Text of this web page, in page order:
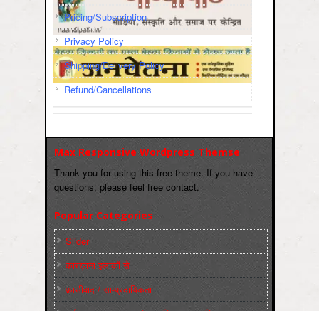
Pricing/Subscription
Privacy Policy
Shipping/Delivery Policy
Refund/Cancellations
Max Responsive Wordpress Themse
Thank you for using this free theme. If you have
questions, please feel free contact.
Popular Categories
Slider
कारख़ाना इलाक़ों से
फ़ासीवाद / साम्‍प्रदायिकता